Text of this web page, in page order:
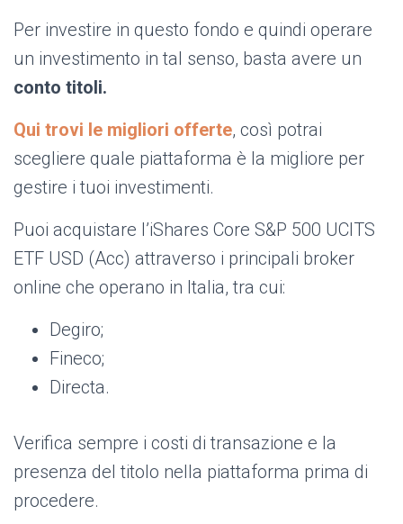
Per investire in questo fondo e quindi operare
un investimento in tal senso, basta avere un
conto titoli.
Qui trovi le migliori offerte, così potrai
scegliere quale piattaforma è la migliore per
gestire i tuoi investimenti.
Puoi acquistare l’iShares Core S&P 500 UCITS
ETF USD (Acc) attraverso i principali broker
online che operano in Italia, tra cui:
Degiro;
Fineco;
Directa.
Verifica sempre i costi di transazione e la
presenza del titolo nella piattaforma prima di
procedere.